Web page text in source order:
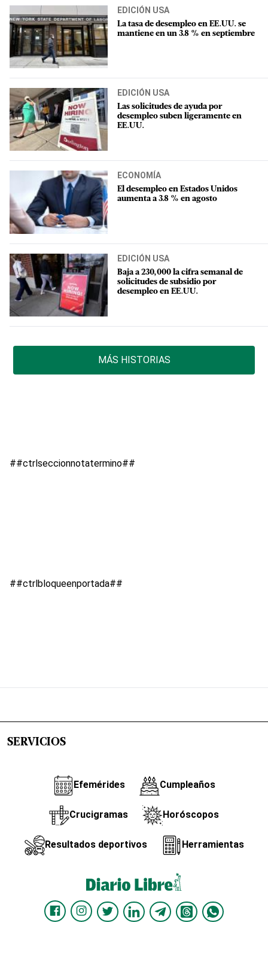
EDICIÓN USA
La tasa de desempleo en EE.UU. se
mantiene en un 3.8 % en septiembre
EDICIÓN USA
Las solicitudes de ayuda por
desempleo suben ligeramente en
EE.UU.
ECONOMÍA
El desempleo en Estados Unidos
aumenta a 3.8 % en agosto
EDICIÓN USA
Baja a 230,000 la cifra semanal de
solicitudes de subsidio por
desempleo en EE.UU.
MÁS HISTORIAS
##ctrlseccionnotatermino##
##ctrlbloqueenportada##
SERVICIOS
Efemérides Cumpleaños
Crucigramas Horóscopos
Resultados deportivos Herramientas